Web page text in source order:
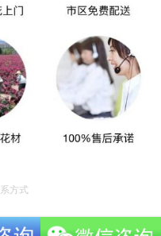
方式
：重庆市荣昌区昌州街道迎宾大道
46761716